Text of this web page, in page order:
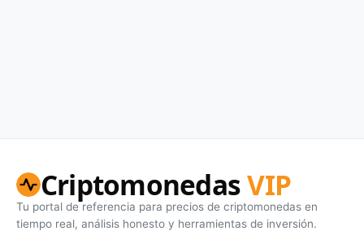
CriptomonedasVIP
Tu portal de referencia para precios de criptomonedas en
tiempo real, análisis honesto y herramientas de inversión.